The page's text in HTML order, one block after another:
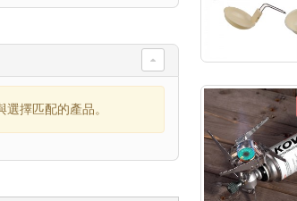
選擇匹配的產品。